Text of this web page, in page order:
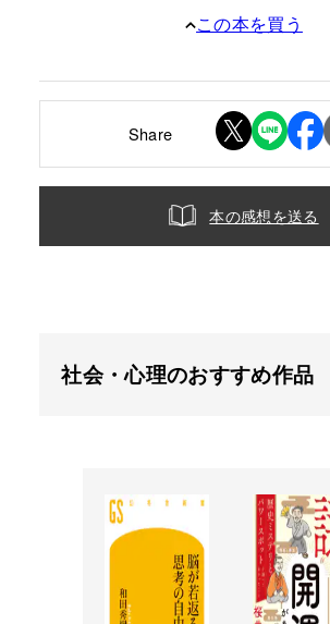
この本を買う
Share
本の感想を送る
社会・心理のおすすめ作品